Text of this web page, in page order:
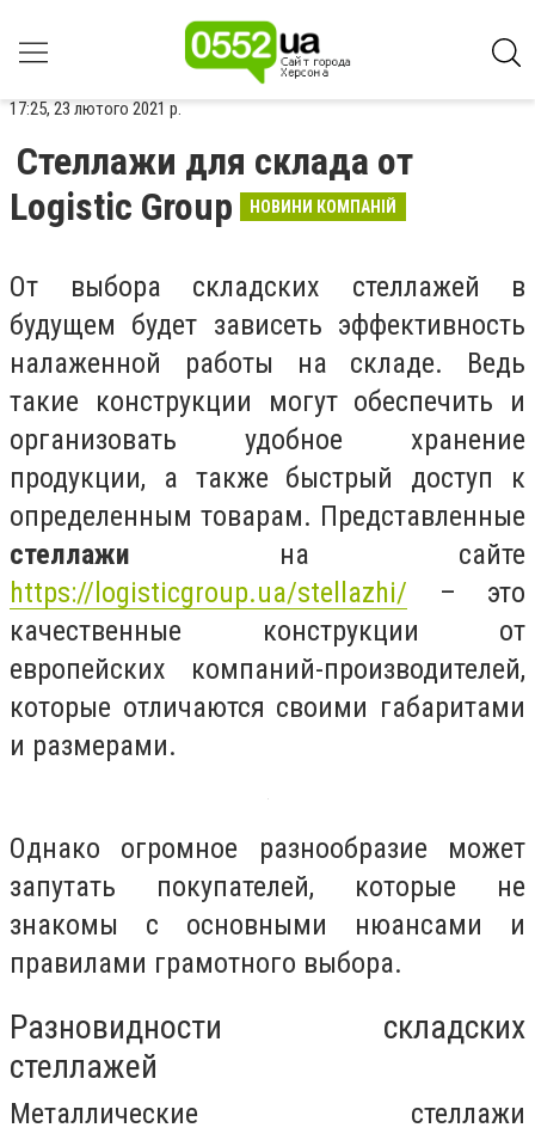
17:25, 23 лютого 2021 р.
Стеллажи для склада от
Logistic Group
НОВИНИ КОМПАНІЙ
От выбора складских стеллажей в
будущем будет зависеть эффективность
налаженной работы на складе. Ведь
такие конструкции могут обеспечить и
организовать удобное хранение
продукции, а также быстрый доступ к
определенным товарам. Представленные
стеллажи на сайте
https://logisticgroup.ua/stellazhi/ – это
качественные конструкции от
европейских компаний-производителей,
которые отличаются своими габаритами
и размерами.
Однако огромное разнообразие может
запутать покупателей, которые не
знакомы с основными нюансами и
правилами грамотного выбора.
Разновидности складских
стеллажей
Металлические стеллажи